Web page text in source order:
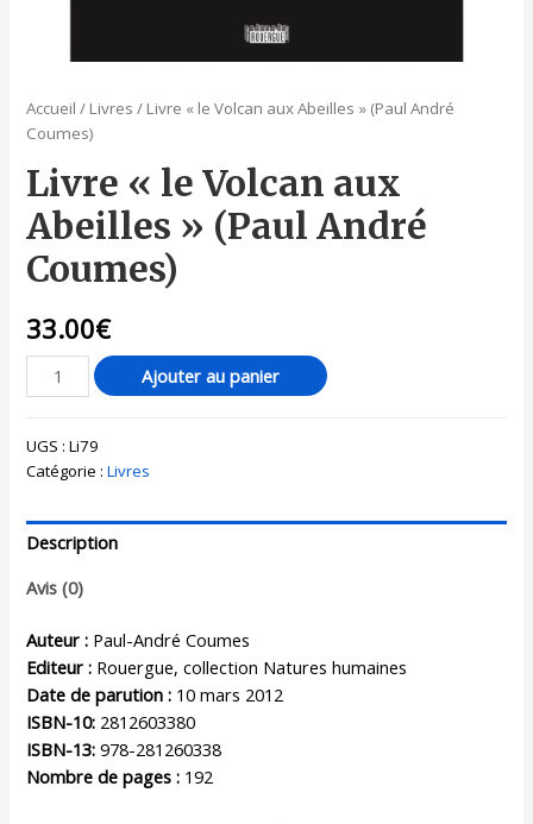
Accueil / Livres / Livre « le Volcan aux Abeilles » (Paul André
Coumes)
Livre « le Volcan aux
Abeilles » (Paul André
Coumes)
33.00€
Ajouter au panier
UGS :Li79
Catégorie :Livres
Description
Avis (0)
Auteur : Paul-André Coumes
Editeur : Rouergue, collection Natures humaines
Date de parution : 10 mars 2012
ISBN-10: 2812603380
ISBN-13: 978-281260338
Nombre de pages : 192